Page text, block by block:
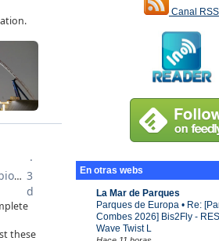
Canal RSS
En otras webs
La Mar de Parques
Parques de Europa • Re:
Combes 2026] Bis2Fly -
Wave Twist L